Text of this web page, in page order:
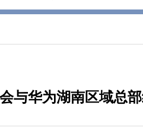
与华为湖南区域总